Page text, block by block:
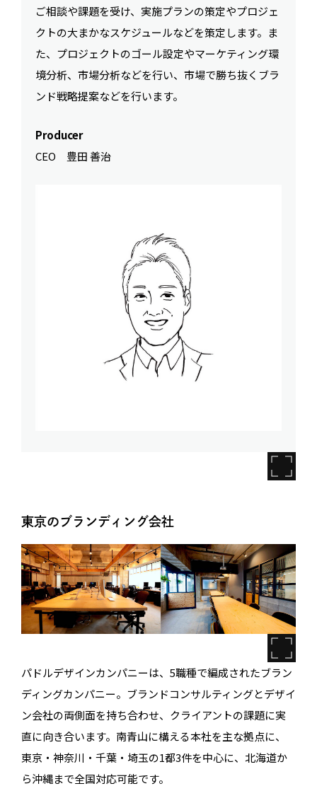
ご相談や課題を受け、実施プランの策定やプロジェ
クトの大まかなスケジュールなどを策定します。ま
た、プロジェクトのゴール設定やマーケティング環
境分析、市場分析などを行い、市場で勝ち抜くブラ
ンド戦略提案などを行います。
Producer
CEO 豊田 善治
東京のブランディング会社
パドルデザインカンパニーは、5職種で編成されたブラン
ディングカンパニー。ブランドコンサルティングとデザイ
ン会社の両側面を持ち合わせ、クライアントの課題に実
直に向き合います。南青山に構える本社を主な拠点に、
東京・神奈川・千葉・埼玉の1都3件を中心に、北海道か
ら沖縄まで全国対応可能です。